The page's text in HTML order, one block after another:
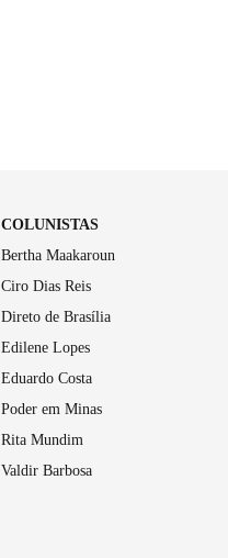
COLUNISTAS
Bertha Maakaroun
Ciro Dias Reis
Direto de Brasília
Edilene Lopes
Eduardo Costa
Poder em Minas
Rita Mundim
Valdir Barbosa